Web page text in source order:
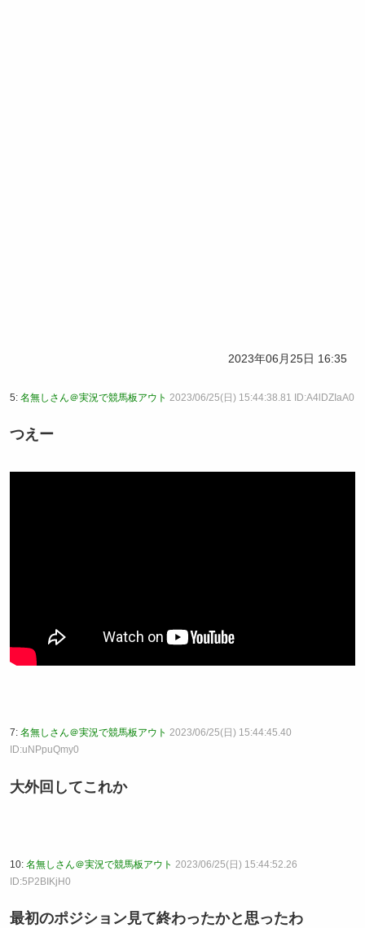
2023年06月25日 16:35
5: 名無しさん＠実況で競馬板アウト 2023/06/25(日) 15:44:38.81 ID:A4lDZIaA0
つえー
7: 名無しさん＠実況で競馬板アウト 2023/06/25(日) 15:44:45.40
ID:uNPpuQmy0
大外回してこれか
10: 名無しさん＠実況で競馬板アウト 2023/06/25(日) 15:44:52.26
ID:5P2BIKjH0
最初のポジション見て終わったかと思ったわ